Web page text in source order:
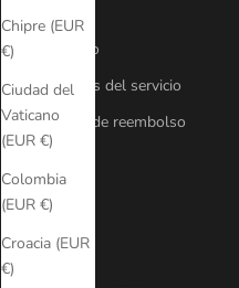
Chipre (EUR
€)
Ciudad del
Vaticano
(EUR €)
Colombia
(EUR €)
Croacia (EUR
€)
Contacto
Términos del servicio
Política de reembolso